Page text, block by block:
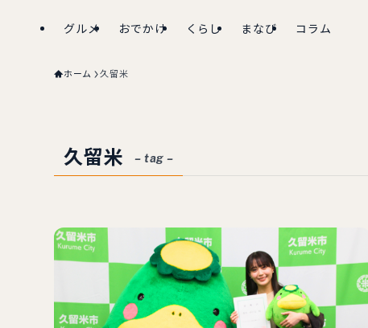
グルメ おでかけ くらし まなび コラム
ホーム 久留米
久留米 – tag –